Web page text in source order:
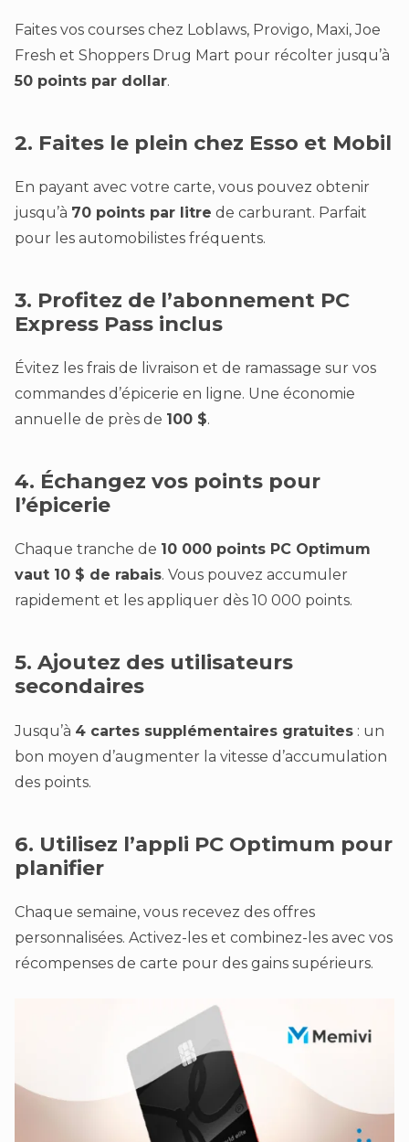
Faites vos courses chez Loblaws, Provigo, Maxi, Joe
Fresh et Shoppers Drug Mart pour récolter jusqu’à
50 points par dollar.
2. Faites le plein chez Esso et Mobil
En payant avec votre carte, vous pouvez obtenir
jusqu’à 70 points par litre de carburant. Parfait
pour les automobilistes fréquents.
3. Profitez de l’abonnement PC
Express Pass inclus
Évitez les frais de livraison et de ramassage sur vos
commandes d’épicerie en ligne. Une économie
annuelle de près de 100 $.
4. Échangez vos points pour
l’épicerie
Chaque tranche de 10 000 points PC Optimum
vaut 10 $ de rabais. Vous pouvez accumuler
rapidement et les appliquer dès 10 000 points.
5. Ajoutez des utilisateurs
secondaires
Jusqu’à 4 cartes supplémentaires gratuites : un
bon moyen d’augmenter la vitesse d’accumulation
des points.
6. Utilisez l’appli PC Optimum pour
planifier
Chaque semaine, vous recevez des offres
personnalisées. Activez-les et combinez-les avec vos
récompenses de carte pour des gains supérieurs.